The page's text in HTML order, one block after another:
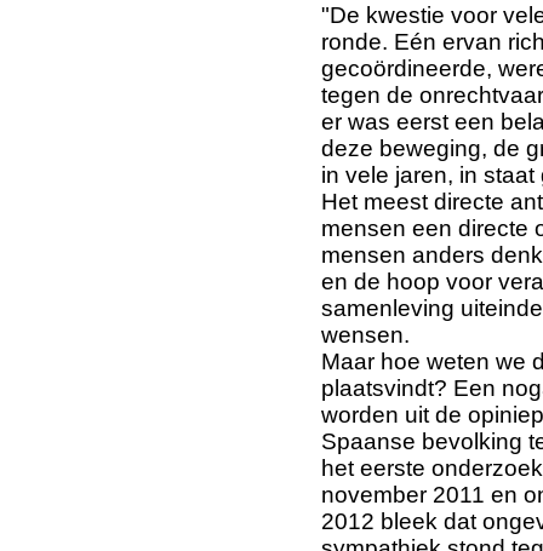
"De kwestie voor
ronde. Eén ervan
gecoördineerde,
tegen de
er was eerst een
deze beweging, de
in vele jaren, in staat
Het meest directe
mensen een directe
mensen anders
en de hoop voor
samenleving
wensen.
Maar hoe weten we
plaatsvindt? Een
worden uit de
Spaanse bevolking
het eerste
november 2011 en
2012 bleek dat